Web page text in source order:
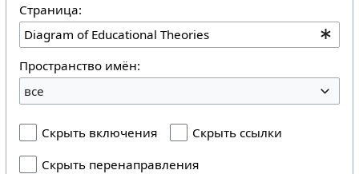
Страница:
Пространство имён:
все
Скрыть включения
Скрыть ссылки
Скрыть перенаправления